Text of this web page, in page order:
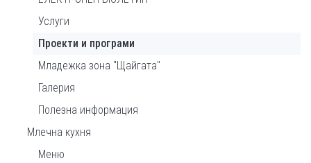
Услуги
Проекти и програми
Младежка зона "Щайгата"
Галерия
Полезна информация
Млечна кухня
Меню